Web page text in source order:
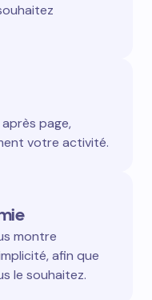
page,
votre activité.
montre
afin que
le souhaitez.